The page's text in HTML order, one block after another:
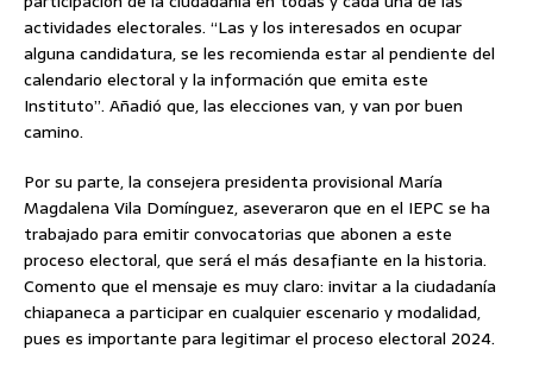
actividades electorales. “Las y los interesados en ocupar
alguna candidatura, se les recomienda estar al pendiente del
calendario electoral y la información que emita este
Instituto”. Añadió que, las elecciones van, y van por buen
camino.
Por su parte, la consejera presidenta provisional María
Magdalena Vila Domínguez, aseveraron que en el IEPC se ha
trabajado para emitir convocatorias que abonen a este
proceso electoral, que será el más desafiante en la historia.
Comento que el mensaje es muy claro: invitar a la ciudadanía
chiapaneca a participar en cualquier escenario y modalidad,
pues es importante para legitimar el proceso electoral 2024.